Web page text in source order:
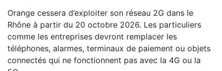
Orange cessera d’exploiter son réseau 2G dans le
Rhône à partir du 20 octobre 2026. Les particuliers
comme les entreprises devront remplacer les
téléphones, alarmes, terminaux de paiement ou objets
connectés qui ne fonctionnent pas avec la 4G ou la